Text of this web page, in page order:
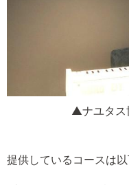
▲ナユタス
提供しているコースは以